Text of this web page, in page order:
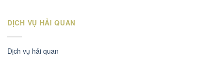
DỊCH VỤ HẢI QUAN
Dịch vụ hải quan